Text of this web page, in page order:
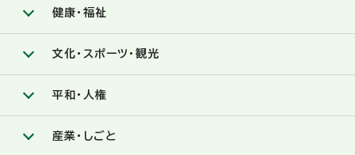
健康・福祉
文化・スポーツ・観光
平和・人権
産業・しごと